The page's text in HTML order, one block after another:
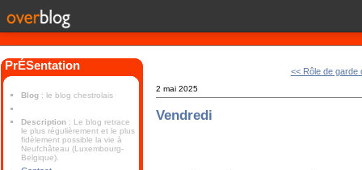
PrÉSentation
Blog : le blog chestrolais
Description : Le blog retrace
le plus régulièrement et le plus
fidèlement possible la vie à
Neufchâteau (Luxembourg-
Belgique).
<< Rôle de garde
2 mai 2025
Vendredi